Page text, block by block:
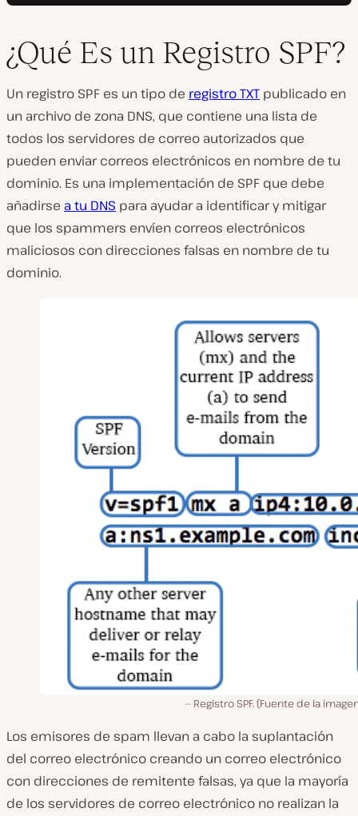
¿Qué Es un Registro SPF?
Un registro SPF es un tipo de registro TXT publicado en
un archivo de zona DNS, que contiene una lista de
todos los servidores de correo autorizados que
pueden enviar correos electrónicos en nombre de tu
dominio. Es una implementación de SPF que debe
añadirse a tu DNS para ayudar a identificar y mitigar
que los spammers envíen correos electrónicos
maliciosos con direcciones falsas en nombre de tu
dominio.
Registro SPF. (Fuente de la
Los emisores de spam llevan a cabo la suplantación
del correo electrónico creando un correo electrónico
con direcciones de remitente falsas, ya que la mayoría
de los servidores de correo electrónico no realizan la